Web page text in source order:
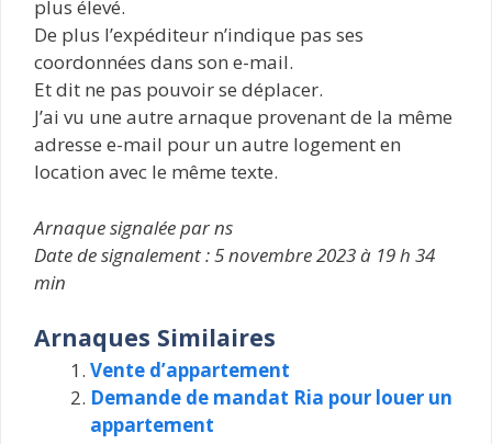
plus élevé.
De plus l’expéditeur n’indique pas ses
coordonnées dans son e-mail.
Et dit ne pas pouvoir se déplacer.
J’ai vu une autre arnaque provenant de la même
adresse e-mail pour un autre logement en
location avec le même texte.
Arnaque signalée par ns
Date de signalement : 5 novembre 2023 à 19 h 34
min
Arnaques Similaires
Vente d’appartement
Demande de mandat Ria pour louer un
appartement